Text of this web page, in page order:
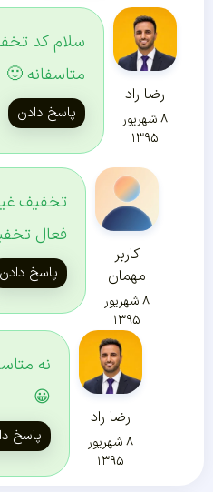
رضا راد
۸ شهریور
۱۳۹۵
سلام کد
متاسفانه 🙂
پاسخ دادن
کاربر
مهمان
۸ شهریور
۱۳۹۵
تخفیف
فعال
پاسخ دادن
رضا راد
۸ شهریور
۱۳۹۵
نه
😀
پاسخ